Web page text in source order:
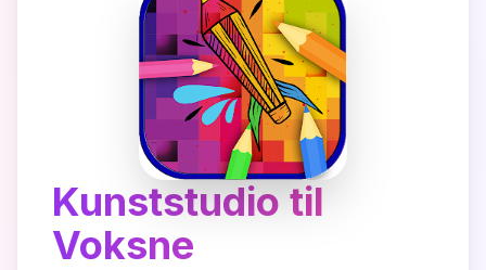
Kunststudio til
Voksne